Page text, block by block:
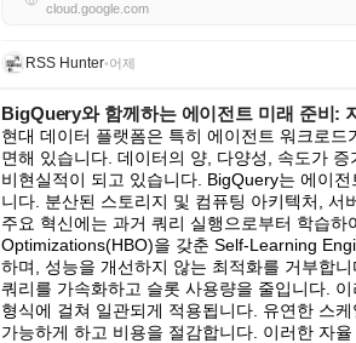
cloud.google.com
RSS Hunter•어제
BigQuery와 함께하는 에이전트 미래 준비:
현대 데이터 플랫폼은 특히 에이전트 워크로
면해 있습니다. 데이터의 양, 다양성, 속도가
비현실적이 되고 있습니다. BigQuery는 에이
니다. 분산된 스토리지 및 컴퓨팅 아키텍처,
주요 혁신에는 과거 쿼리 실행으로부터 학습
Optimizations(HBO)을 갖춘 Self-Learning
하며, 성능을 개선하지 않는 최적화를 거부합
쿼리를 가속화하고 슬롯 사용량을 줄입니다.
형식에 걸쳐 일관되게 적용됩니다. 유연한 스
가능하게 하고 비용을 절감합니다. 이러한 자